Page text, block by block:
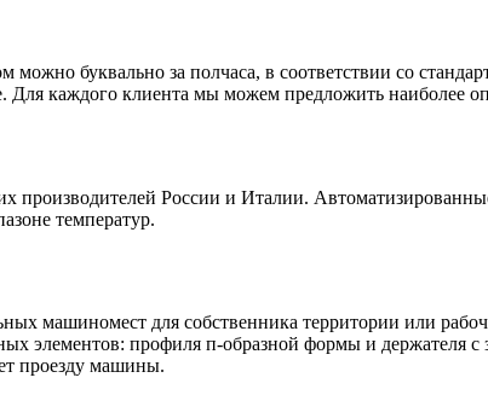
буквально за полчаса, в соответствии со
Для каждого клиента мы можем предложить наиболее
России и Италии.
температур.
машиномест для собственника территории или
элементов: профиля п-образной формы и держателя
проезду машины.